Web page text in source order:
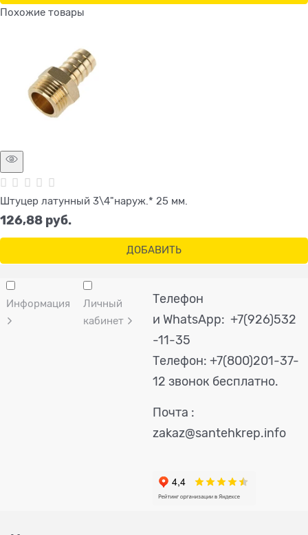
Похожие товары
Штуцер латунный 3\4"наруж.* 25 мм.
126,88 руб.
ДОБАВИТЬ
Информация
Личный
кабинет
Телефон
и WhatsApp: +7(926)532
-11-35
Телефон: +7(800)201-37-
12 звонок бесплатно.
Почта :
zakaz@santehkrep.info